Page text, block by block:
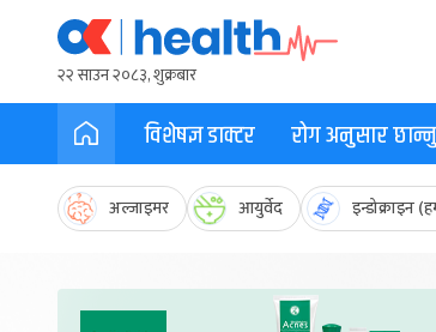
२२ साउन २०८३, शुक्रबार
विशेषज्ञ डाक्टर रोग अनुसार
अल्जाइमर आयुर्वेद इन्डोक्राइन